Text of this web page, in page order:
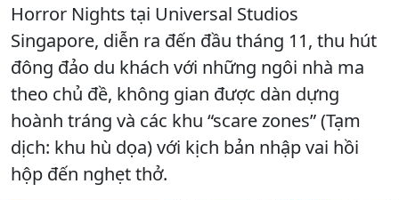
Horror Nights tại Universal Studios
Singapore, diễn ra đến đầu tháng 11, thu hút
đông đảo du khách với những ngôi nhà ma
theo chủ đề, không gian được dàn dựng
hoành tráng và các khu “scare zones” (Tạm
dịch: khu hù dọa) với kịch bản nhập vai hồi
hộp đến nghẹt thở.